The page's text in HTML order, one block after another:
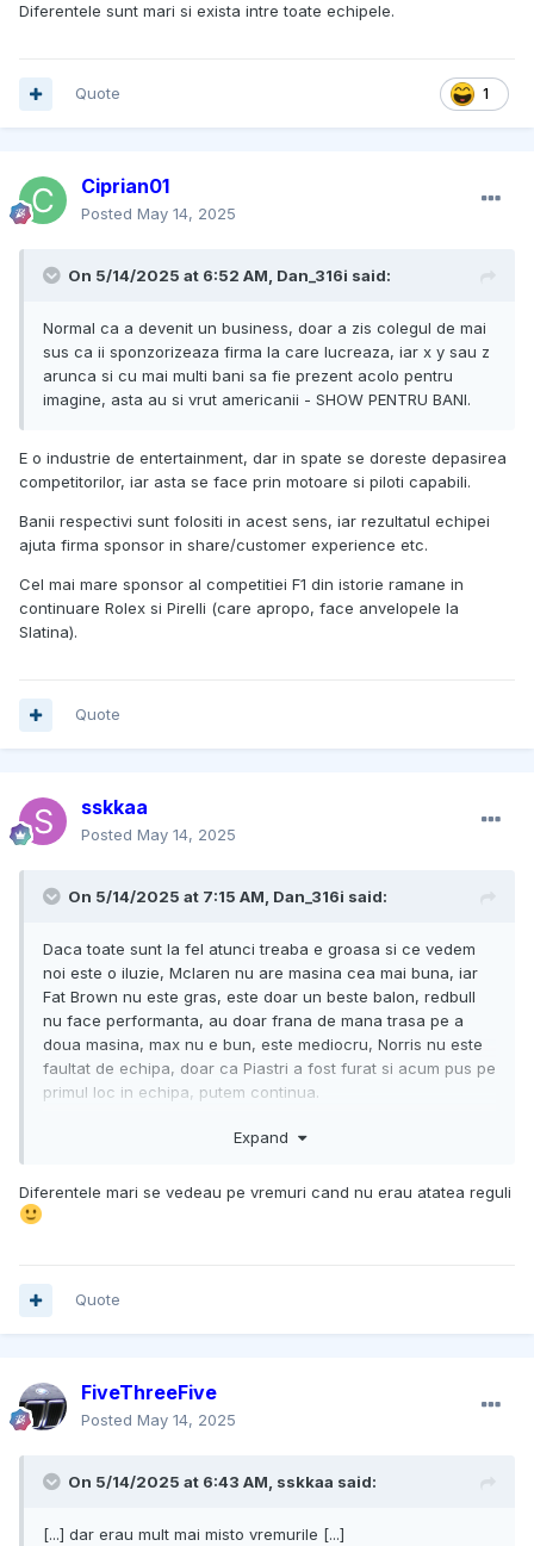
Diferentele sunt mari si exista intre toate echipele.
1
Quote
Ciprian01
Posted May 14, 2025
On 5/14/2025 at 6:52 AM, Dan_316i said:
Normal ca a devenit un business, doar a zis colegul de mai
sus ca ii sponzorizeaza firma la care lucreaza, iar x y sau z
arunca si cu mai multi bani sa fie prezent acolo pentru
imagine, asta au si vrut americanii - SHOW PENTRU BANI.
E o industrie de entertainment, dar in spate se doreste depasirea
competitorilor, iar asta se face prin motoare si piloti capabili.
Banii respectivi sunt folositi in acest sens, iar rezultatul echipei
ajuta firma sponsor in share/customer experience etc.
Cel mai mare sponsor al competitiei F1 din istorie ramane in
continuare Rolex si Pirelli (care apropo, face anvelopele la
Slatina).
Quote
sskkaa
Posted May 14, 2025
On 5/14/2025 at 7:15 AM, Dan_316i said:
Daca toate sunt la fel atunci treaba e groasa si ce vedem
noi este o iluzie, Mclaren nu are masina cea mai buna, iar
Fat Brown nu este gras, este doar un beste balon, redbull
nu face performanta, au doar frana de mana trasa pe a
doua masina, max nu e bun, este mediocru, Norris nu este
faultat de echipa, doar ca Piastri a fost furat si acum pus pe
primul loc in echipa, putem continua.
Diferentele sunt mari si exista intre toate echipele.
Expand
Diferentele mari se vedeau pe vremuri cand nu erau atatea reguli
Quote
FiveThreeFive
Posted May 14, 2025
On 5/14/2025 at 6:43 AM, sskkaa said:
[...] dar erau mult mai misto vremurile [...]